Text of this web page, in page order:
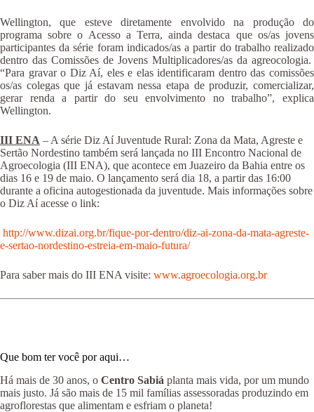
Wellington, que esteve diretamente envolvido na produção do
programa sobre o Acesso a Terra, ainda destaca que os/as jovens
participantes da série foram indicados/as a partir do trabalho realizado
dentro das Comissões de Jovens Multiplicadores/as da agreocologia.
“Para gravar o Diz Aí, eles e elas identificaram dentro das comissões
os/as colegas que já estavam nessa etapa de produzir, comercializar,
gerar renda a partir do seu envolvimento no trabalho”, explica
Wellington.
III ENA – A série Diz Aí Juventude Rural: Zona da Mata, Agreste e
Sertão Nordestino também será lançada no III Encontro Nacional de
Agroecologia (III ENA), que acontece em Juazeiro da Bahia entre os
dias 16 e 19 de maio. O lançamento será dia 18, a partir das 16:00
durante a oficina autogestionada da juventude. Mais informações sobre
o Diz Aí acesse o link:
http://www.dizai.org.br/fique-por-dentro/diz-ai-zona-da-mata-agreste-
e-sertao-nordestino-estreia-em-maio-futura/
Para saber mais do III ENA visite: www.agroecologia.org.br
Que bom ter você por aqui…
Há mais de 30 anos, o Centro Sabiá planta mais vida, por um mundo
mais justo. Já são mais de 15 mil famílias assessoradas produzindo em
agroflorestas que alimentam e esfriam o planeta!